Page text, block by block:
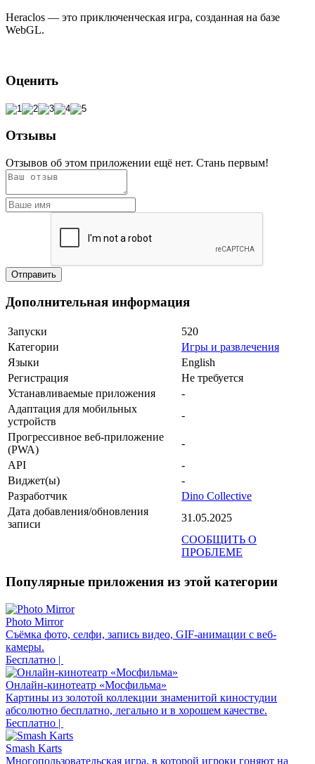
Heraclos — это приключенческая игра, созданная на базе
WebGL.
Оценить
Отзывы
Отзывов об этом приложении ещё нет. Стань первым!
Дополнительная информация
Запуски
520
Категории
Игры и развлечения
Языки
English
Регистрация
Не требуется
Устанавливаемые приложения
-
Адаптация для мобильных
устройств
-
Прогрессивное веб-приложение
(PWA)
-
API
-
Виджет(ы)
-
Разработчик
Dino Collective
Дата добавления/обновления
записи
31.05.2025
СООБЩИТЬ О
ПРОБЛЕМЕ
Популярные приложения из этой категории
Photo Mirror
Съёмка фото, селфи, запись видео, GIF-анимации с веб-
камеры.
Бесплатно |
Онлайн-кинотеатр «Мосфильма»
Картины из золотой коллекции знаменитой киностудии
абсолютно бесплатно, легально и в хорошем качестве.
Бесплатно |
Smash Karts
Многопользовательская игра, в которой игроки гоняют на